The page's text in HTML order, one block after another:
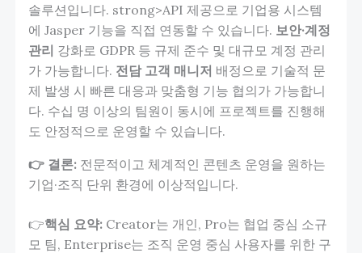
솔루션입니다. strong>API 제공으로 기업용 시스템
에 Jasper 기능을 직접 연동할 수 있습니다. 보안·계정
관리 강화로 GDPR 등 규제 준수 및 대규모 계정 관리
가 가능합니다. 전담 고객 매니저 배정으로 기술적 문
제 발생 시 빠른 대응과 맞춤형 기능 협의가 가능합니
다. 수십 명 이상의 팀원이 동시에 프로젝트를 진행해
도 안정적으로 운영할 수 있습니다.
👉 결론:전문적이고 체계적인 콘텐츠 운영을 원하는
기업·조직 단위 환경에 이상적입니다.
👉핵심 요약:Creator는 개인, Pro는 협업 중심 소규
모 팀, Enterprise는 조직 운영 중심 사용자를 위한 구